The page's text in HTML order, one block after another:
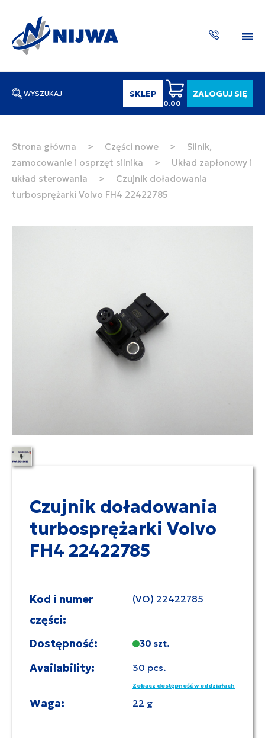
WYSZUKAJ SKLEP
0.00
ZALOGUJ SIĘ
Wpisz numer katalogowy lub nazwę
SZUKAJ
Strona główna > Części nowe >
Silnik,
zamocowanie i osprzęt silnika
>
Układ zapłonowy i
układ sterowania
>
Czujnik doładowania
turbosprężarki Volvo FH4 22422785
Czujnik doładowania
turbosprężarki Volvo
FH4 22422785
Kod i numer
części:
(VO) 22422785
Dostępność: 30 szt.
Availability: 30 pcs.
Zobacz dostępność w oddziałach
Waga: 22 g